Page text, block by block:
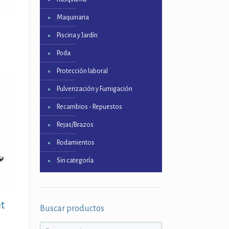
Maquinaria
Piscina y Jardín
Poda
Protección laboral
Pulverización y Fumigación
Recambios - Repuestos
Rejas/Brazos
Rodamientos
Sin categoría
Buscar productos